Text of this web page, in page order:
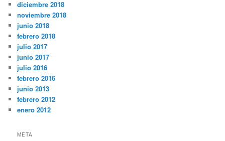
diciembre 2018
noviembre 2018
junio 2018
febrero 2018
julio 2017
junio 2017
julio 2016
febrero 2016
junio 2013
febrero 2012
enero 2012
META